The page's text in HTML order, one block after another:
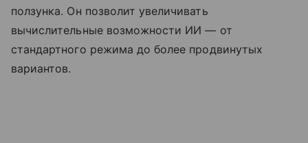
ползунка. Он позволит увеличивать
вычислительные возможности ИИ — от
стандартного режима до более продвинутых
вариантов.